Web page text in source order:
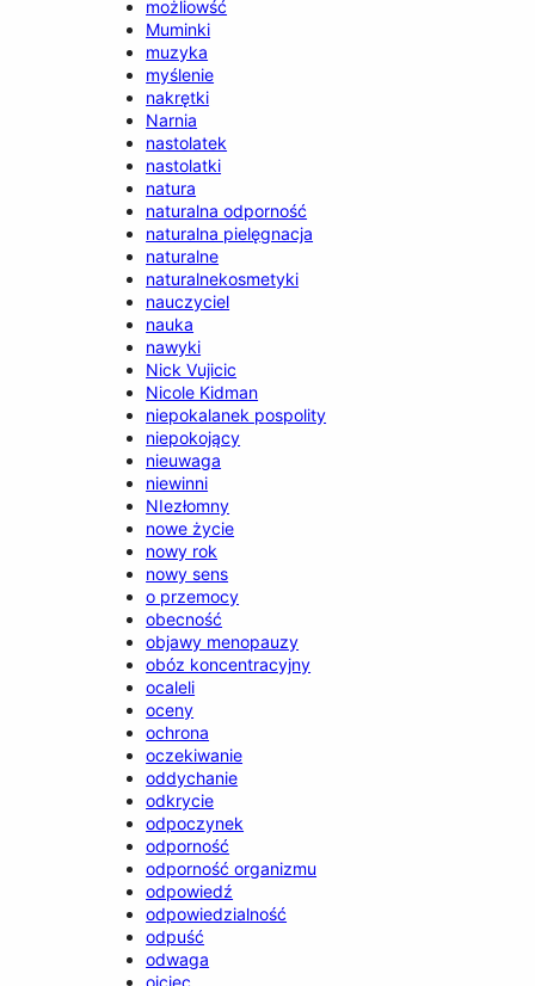
możliowść
Muminki
muzyka
myślenie
nakrętki
Narnia
nastolatek
nastolatki
natura
naturalna odporność
naturalna pielęgnacja
naturalne
naturalnekosmetyki
nauczyciel
nauka
nawyki
Nick Vujicic
Nicole Kidman
niepokalanek pospolity
niepokojący
nieuwaga
niewinni
NIezłomny
nowe życie
nowy rok
nowy sens
o przemocy
obecność
objawy menopauzy
obóz koncentracyjny
ocaleli
oceny
ochrona
oczekiwanie
oddychanie
odkrycie
odpoczynek
odporność
odporność organizmu
odpowiedź
odpowiedzialność
odpuść
odwaga
ojciec